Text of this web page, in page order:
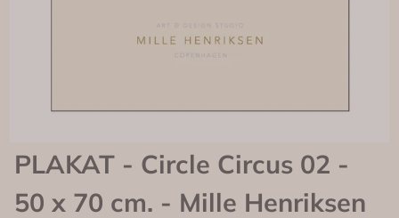
PLAKAT - Circle Circus 02 -
50 x 70 cm. - Mille Henriksen